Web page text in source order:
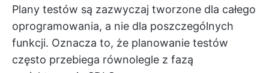
Plany testów są zazwyczaj tworzone dla całego
oprogramowania, a nie dla poszczególnych
funkcji. Oznacza to, że planowanie testów
często przebiega równolegle z fazą